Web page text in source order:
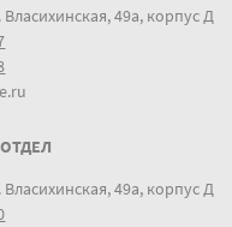
Власихинская, 49а, корпус Д
Власихинская, 49а, корпус Д